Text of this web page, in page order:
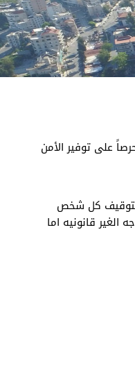
حرصاً على توفير الأمن
بتوقيف كل شخص
قانونيه اما